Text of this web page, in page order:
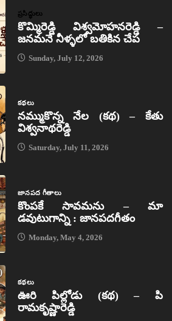
ప్రసిద్ధులు
కొమ్మిరెడ్డి విశ్వమోహనరెడ్డి –
జనమనే నీళ్ళలో బతికిన చేప
Sunday, July 12, 2026
కథలు
నమ్ముకొన్న నేల (కథ) – కేతు
విశ్వనాథరెడ్డి
Saturday, July 11, 2026
జానపద గీతాలు
కొంపకే సావమను – మా
డవుటుగాన్ని : జానపదగీతం
Monday, May 4, 2026
కథలు
ఊరి పిల్లోడు (కథ) – పి
రామకృష్ణారెడ్డి